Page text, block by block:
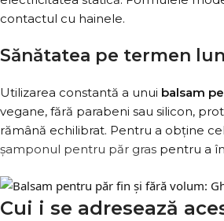
contactul cu hainele.
Sănătatea pe termen
Utilizarea constantă a unui balsam
vegane, fără parabeni sau silicon,
rămână echilibrat. Pentru a obține
șamponul pentru păr gras pentru a
Cui i se adresează